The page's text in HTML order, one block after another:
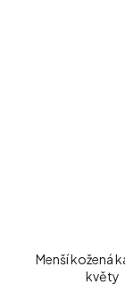
Menší kožená
květy